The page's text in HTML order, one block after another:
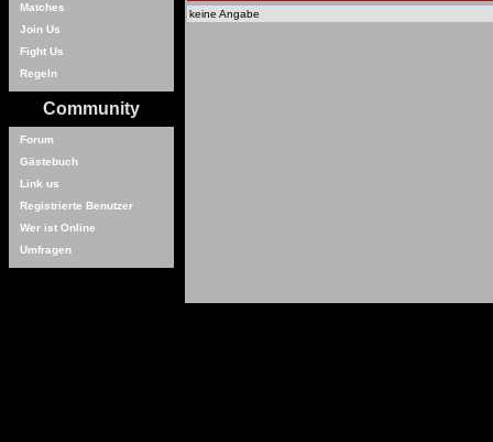
Matches
Join Us
Fight Us
Regeln
Community
Forum
Gästebuch
Link us
Registrierte Benutzer
Wer ist Online
Umfragen
keine Angabe